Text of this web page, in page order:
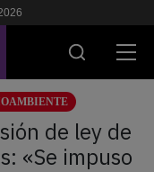
de ley de
«Se impuso